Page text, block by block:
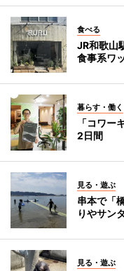
食べる
JR和歌山
食事系ワ
暮らす・働く
「コワ
2日間
見る・遊ぶ
串本で「
りやサン
見る・遊ぶ